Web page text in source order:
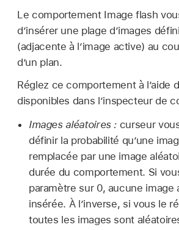
Le comportement Image flash
d’insérer une plage d’images
(adjacente à l’image active) au
d’un plan.
Réglez ce comportement à l’aide
disponibles dans l’inspecteur de
Images aléatoires : curseur
définir la probabilité qu’une
remplacée par une image
durée du comportement. Si
paramètre sur 0, aucune image
insérée. À l’inverse, si vous le
toutes les images sont